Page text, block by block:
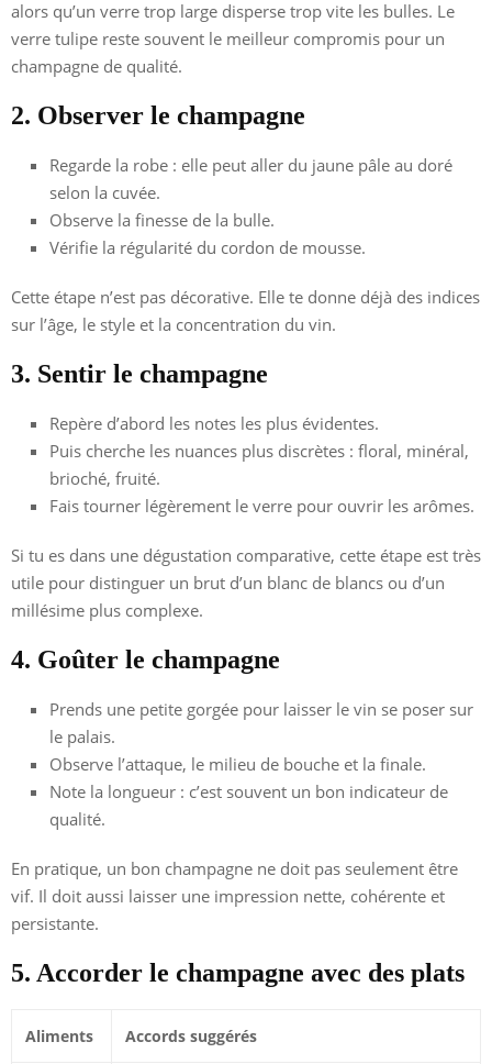
alors qu’un verre trop large disperse trop vite les bulles. Le
verre tulipe reste souvent le meilleur compromis pour un
champagne de qualité.
2. Observer le champagne
Regarde la robe : elle peut aller du jaune pâle au doré
selon la cuvée.
Observe la finesse de la bulle.
Vérifie la régularité du cordon de mousse.
Cette étape n’est pas décorative. Elle te donne déjà des indices
sur l’âge, le style et la concentration du vin.
3. Sentir le champagne
Repère d’abord les notes les plus évidentes.
Puis cherche les nuances plus discrètes : floral, minéral,
brioché, fruité.
Fais tourner légèrement le verre pour ouvrir les arômes.
Si tu es dans une dégustation comparative, cette étape est très
utile pour distinguer un brut d’un blanc de blancs ou d’un
millésime plus complexe.
4. Goûter le champagne
Prends une petite gorgée pour laisser le vin se poser sur
le palais.
Observe l’attaque, le milieu de bouche et la finale.
Note la longueur : c’est souvent un bon indicateur de
qualité.
En pratique, un bon champagne ne doit pas seulement être
vif. Il doit aussi laisser une impression nette, cohérente et
persistante.
5. Accorder le champagne avec des plats
Aliments Accords suggérés